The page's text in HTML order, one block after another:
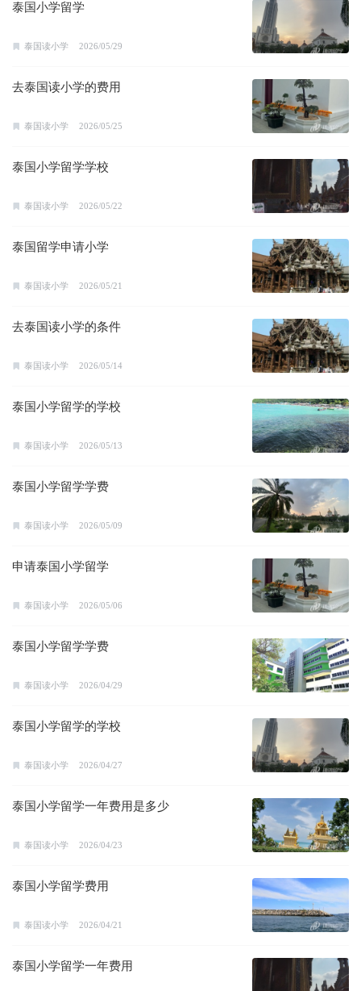
泰国小学留学
泰国读小学 2026/05/29
去泰国读小学的费用
泰国读小学 2026/05/25
泰国小学留学学校
泰国读小学 2026/05/22
泰国留学申请小学
泰国读小学 2026/05/21
去泰国读小学的条件
泰国读小学 2026/05/14
泰国小学留学的学校
泰国读小学 2026/05/13
泰国小学留学学费
泰国读小学 2026/05/09
申请泰国小学留学
泰国读小学 2026/05/06
泰国小学留学学费
泰国读小学 2026/04/29
泰国小学留学的学校
泰国读小学 2026/04/27
泰国小学留学一年费用是多少
泰国读小学 2026/04/23
泰国小学留学费用
泰国读小学 2026/04/21
泰国小学留学一年费用